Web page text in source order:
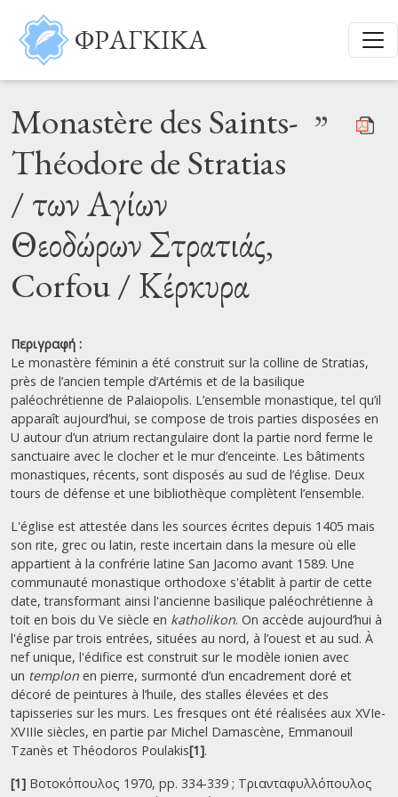
Παράκαμψη προς το κυρίως περιεχόμενο
ΦΡΑΓΚΙΚΑ
Monastère des Saints-
Théodore de Stratias
/ των Αγίων
Θεοδώρων Στρατιάς,
Corfou / Κέρκυρα
”
Περιγραφή :
Le monastère féminin a été construit sur la colline de Stratias,
près de l’ancien temple d’Artémis et de la basilique
paléochrétienne de Palaiopolis. L’ensemble monastique, tel qu’il
apparaît aujourd’hui, se compose de trois parties disposées en
U autour d’un atrium rectangulaire dont la partie nord ferme le
sanctuaire avec le clocher et le mur d’enceinte. Les bâtiments
monastiques, récents, sont disposés au sud de l’église. Deux
tours de défense et une bibliothèque complètent l’ensemble.
L'église est attestée dans les sources écrites depuis 1405 mais
son rite, grec ou latin, reste incertain dans la mesure où elle
appartient à la confrérie latine San Jacomo avant 1589. Une
communauté monastique orthodoxe s'établit à partir de cette
date, transformant ainsi l'ancienne basilique paléochrétienne à
toit en bois du Ve siècle en katholikon. On accède aujourd’hui à
l'église par trois entrées, situées au nord, à l’ouest et au sud. À
nef unique, l'édifice est construit sur le modèle ionien avec
un templon en pierre, surmonté d’un encadrement doré et
décoré de peintures à l’huile, des stalles élevées et des
tapisseries sur les murs. Les fresques ont été réalisées aux XVIe-
XVIIIe siècles, en partie par Michel Damascène, Emmanouil
Tzanès et Théodoros Poulakis[1].
[1] Βοτοκόπουλος 1970, pp. 334-339 ; Τριανταφυλλόπουλος